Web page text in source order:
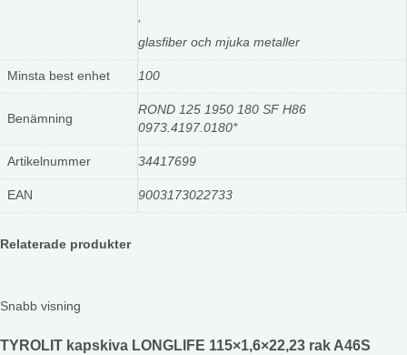
,
glasfiber och mjuka metaller
Minsta best enhet 100
Benämning
ROND 125 1950 180 SF H86
0973.4197.0180*
Artikelnummer 34417699
EAN 9003173022733
Relaterade produkter
Snabb visning
TYROLIT kapskiva LONGLIFE 115×1,6×22,23 rak A46S